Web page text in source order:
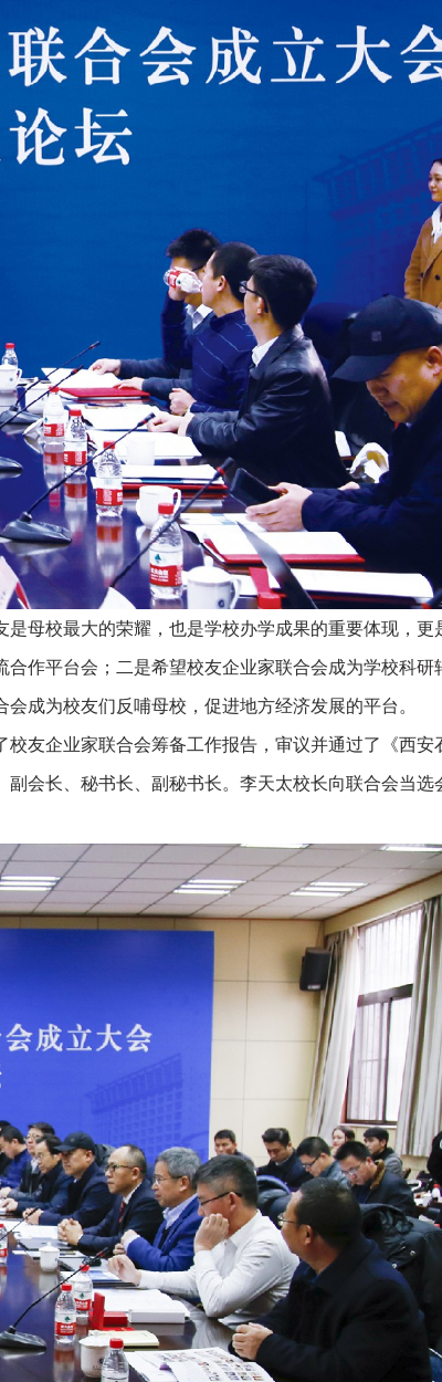
母校最大的荣耀，也是学校办学成果的重要体现，更
作平台会；二是希望校友企业家联合会成为学校科研
成为校友们反哺母校，促进地方经济发展的平台。
友企业家联合会筹备工作报告，审议并通过了《西安
会长、秘书长、副秘书长。李天太校长向联合会当选